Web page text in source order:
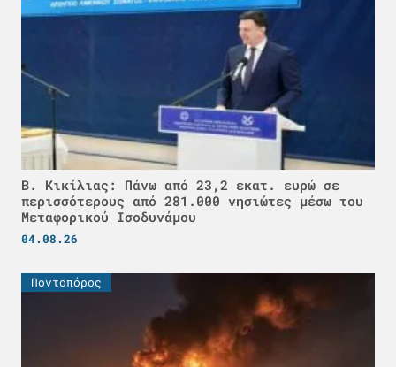
Β. Κικίλιας: Πάνω από 23,2 εκατ. ευρώ σε
περισσότερους από 281.000 νησιώτες μέσω του
Μεταφορικού Ισοδυνάμου
04.08.26
Ποντοπόρος